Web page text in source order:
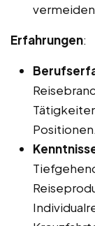
Erfahrungen:
Positionen.